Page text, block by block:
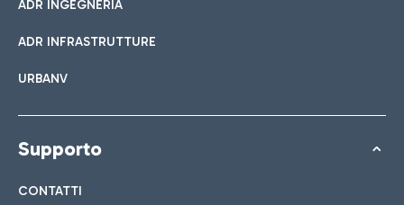
ADR INGEGNERIA
ADR INFRASTRUTTURE
URBANV
Supporto
CONTATTI